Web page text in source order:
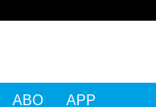
ABO APP